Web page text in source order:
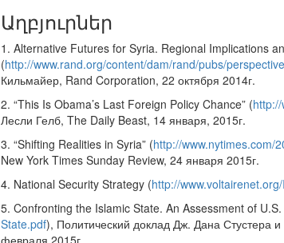
Աղբյուրներ
1. Alternative Futures for Syria. Regional Implications
(http://www.rand.org/content/dam/rand/pubs/
Кильмайер, Rand Corporation, 22 октября 2014г.
2. “This Is Obama’s Last Foreign Policy Chance” (
Лесли Гелб, The Daily Beast, 14 января, 2015г.
3. “Shifting Realities in Syria” (http://www.nytimes.com/
New York Times Sunday Review, 24 января 2015г.
4. National Security Strategy (http://
5. Confronting the Islamic State. An Assessment of
State.pdf), Политический доклад Дж. Дана Стустера